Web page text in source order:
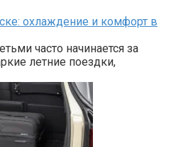
охлаждение и комфорт в
часто начинается за
летние поездки,